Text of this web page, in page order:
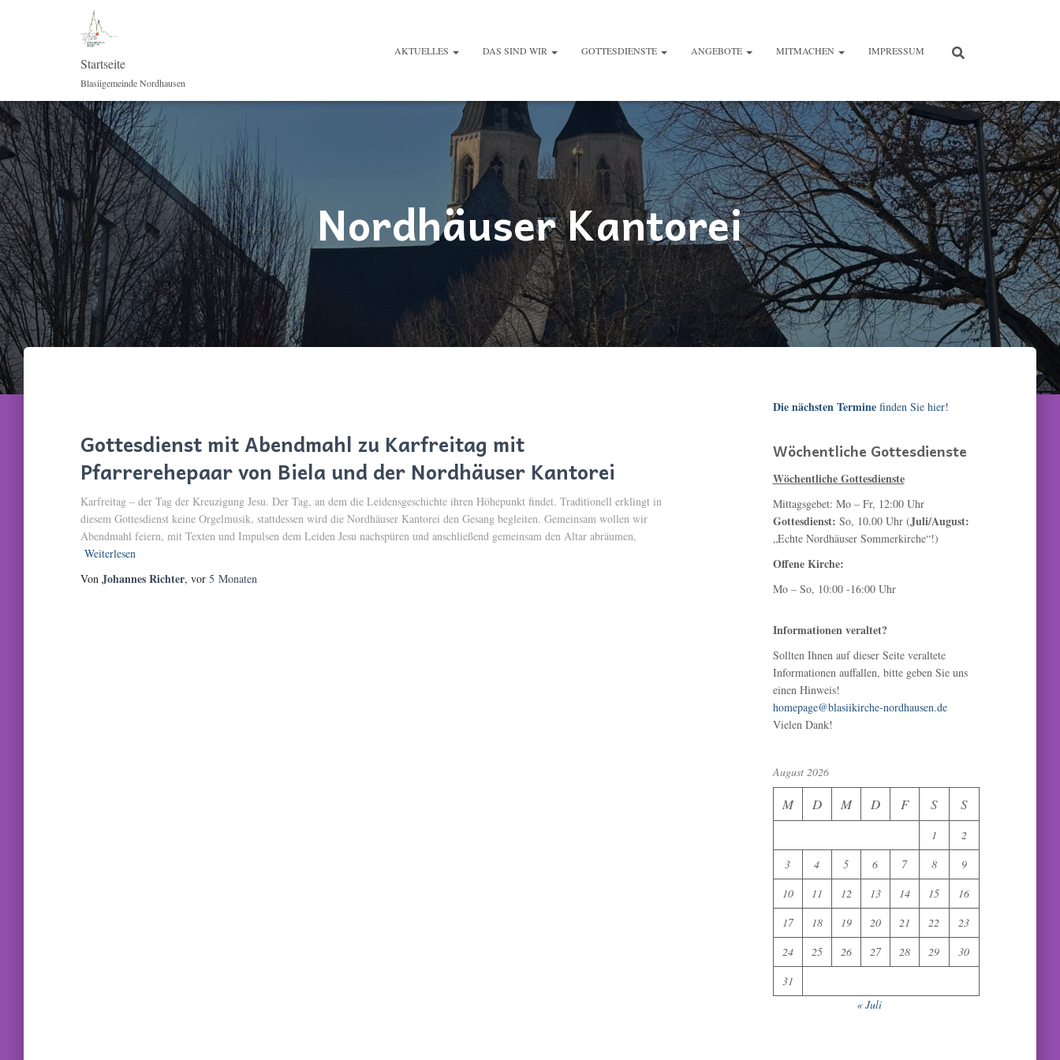
Startseite
Blasiigemeinde Nordhausen
AKTUELLES DAS SIND WIR GOTTESDIENSTE ANGEBOTE MITMACHEN IMPRESSUM
Nordhäuser Kantorei
Gottesdienst mit Abendmahl zu Karfreitag mit
Pfarrerehepaar von Biela und der Nordhäuser Kantorei
Karfreitag – der Tag der Kreuzigung Jesu. Der Tag, an dem die Leidensgeschichte ihren Höhepunkt findet. Traditionell erklingt in
diesem Gottesdienst keine Orgelmusik, stattdessen wird die Nordhäuser Kantorei den Gesang begleiten. Gemeinsam wollen wir
Abendmahl feiern, mit Texten und Impulsen dem Leiden Jesu nachspüren und anschließend gemeinsam den Altar abräumen,
Weiterlesen
Von Johannes Richter, vor 5 Monaten
Die nächsten Terminefinden Sie hier!
Wöchentliche Gottesdienste
Wöchentliche Gottesdienste
Mittagsgebet: Mo – Fr, 12:00 Uhr
Gottesdienst: So, 10.00 Uhr (Juli/August:
„Echte Nordhäuser Sommerkirche“!)
Offene Kirche:
Mo – So, 10:00 -16:00 Uhr
Informationen veraltet?
Sollten Ihnen auf dieser Seite veraltete
Informationen auffallen, bitte geben Sie uns
einen Hinweis!
homepage@blasiikirche-nordhausen.de
Vielen Dank!
August 2026
M D M D F S S
1
2
3
4 5 6 7 8
9
10
11 12 13 14 15
16
17
18 19 20 21 22
23
24
25 26 27 28 29
30
31
« Juli